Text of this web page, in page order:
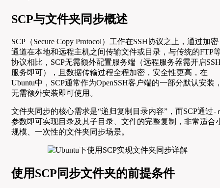
SCP与文件夹同步概述
SCP（Secure Copy Protocol）工作在SSH协议之上，通过加密
通道在本地和远程主机之间传输文件或目录，与传统的FTP
协议相比，SCP无需额外配置服务端（远程服务器需开启
服务即可），且数据传输过程全程加密，安全性更高，在
Ubuntu中，SCP通常作为OpenSSH客户端的一部分默认安装
无需额外安装即可使用。
文件夹同步的核心需求是“递归复制目录内容”，而SCP通过 -
参数即可实现目录及其子目录、文件的完整复制，非常适合
规模、一次性的文件夹同步场景。
使用SCP同步文件夹的前提条件